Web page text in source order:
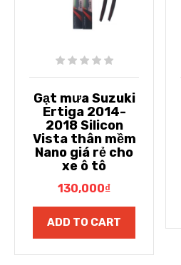
Gạt mưa Suzuki
Ertiga 2014-
2018 Silicon
Vista thân mềm
Nano giá rẻ cho
xe ô tô
130,000₫
ADD TO CART